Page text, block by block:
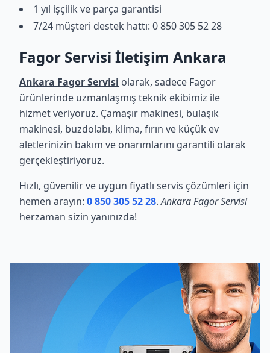
1 yıl işçilik ve parça garantisi
7/24 müşteri destek hattı: 0 850 305 52 28
Fagor Servisi İletişim Ankara
Ankara Fagor Servisi olarak, sadece Fagor
ürünlerinde uzmanlaşmış teknik ekibimiz ile
hizmet veriyoruz. Çamaşır makinesi, bulaşık
makinesi, buzdolabı, klima, fırın ve küçük ev
aletlerinizin bakım ve onarımlarını garantili olarak
gerçekleştiriyoruz.
Hızlı, güvenilir ve uygun fiyatlı servis çözümleri için
hemen arayın: 0 850 305 52 28.Ankara Fagor Servisi
herzaman sizin yanınızda!